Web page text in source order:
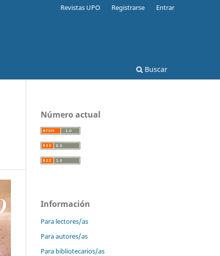
Buscar
Revistas UPO Registrarse Entrar
Número actual
Información
Para lectores/as
Para autores/as
Para bibliotecarios/as